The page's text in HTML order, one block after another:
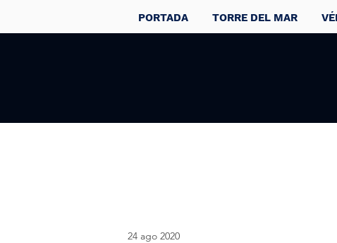
PORTADA TORRE DEL MAR
24 ago 2020